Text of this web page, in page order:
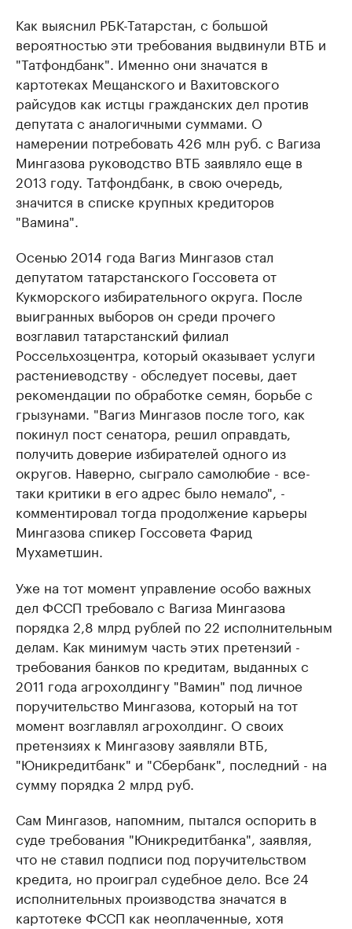
Как выяснил РБК-Татарстан, с большой
вероятностью эти требования выдвинули ВТБ и
"Татфондбанк". Именно они значатся в
картотеках Мещанского и Вахитовского
райсудов как истцы гражданских дел против
депутата с аналогичными суммами. О
намерении потребовать 426 млн руб. с Вагиза
Мингазова руководство ВТБ заявляло еще в
2013 году. Татфондбанк, в свою очередь,
значится в списке крупных кредиторов
"Вамина".
Осенью 2014 года Вагиз Мингазов стал
депутатом татарстанского Госсовета от
Кукморского избирательного округа. После
выигранных выборов он среди прочего
возглавил татарстанский филиал
Россельхозцентра, который оказывает услуги
растениеводству - обследует посевы, дает
рекомендации по обработке семян, борьбе с
грызунами. "Вагиз Мингазов после того, как
покинул пост сенатора, решил оправдать,
получить доверие избирателей одного из
округов. Наверно, сыграло самолюбие - все-
таки критики в его адрес было немало", -
комментировал тогда продолжение карьеры
Мингазова спикер Госсовета Фарид
Мухаметшин.
Уже на тот момент управление особо важных
дел ФССП требовало с Вагиза Мингазова
порядка 2,8 млрд рублей по 22 исполнительным
делам. Как минимум часть этих претензий -
требования банков по кредитам, выданных с
2011 года агрохолдингу "Вамин" под личное
поручительство Мингазова, который на тот
момент возглавлял агрохолдинг. О своих
претензиях к Мингазову заявляли ВТБ,
"Юникредитбанк" и "Сбербанк", последний - на
сумму порядка 2 млрд руб.
Сам Мингазов, напомним, пытался оспорить в
суде требования "Юникредитбанка", заявляя,
что не ставил подписи под поручительством
кредита, но проиграл судебное дело. Все 24
исполнительных производства значатся в
картотеке ФССП как неоплаченные, хотя